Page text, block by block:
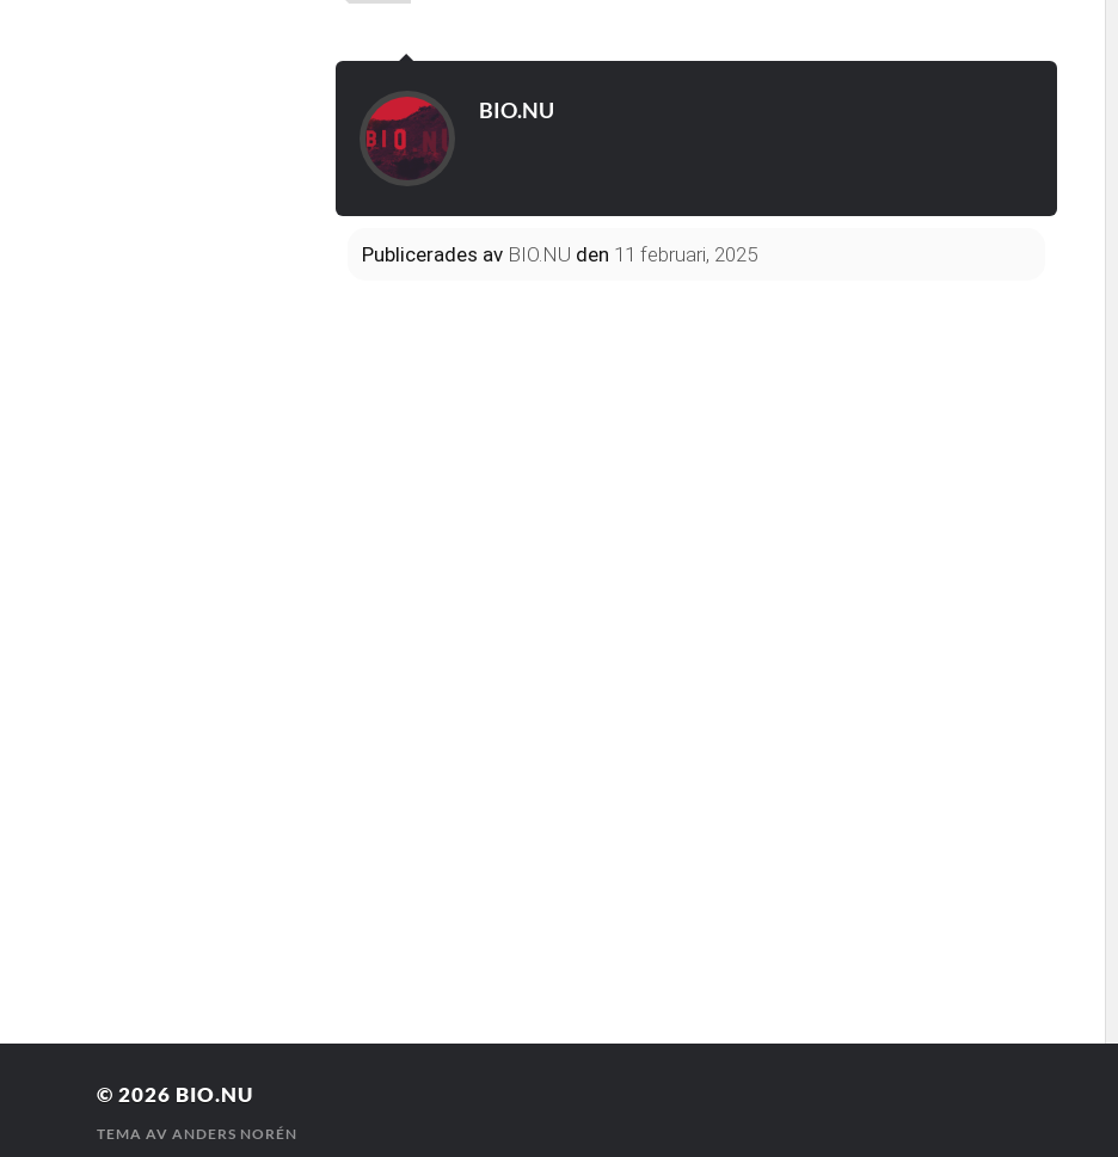
BIO.NU
Publicerades av BIO.NU den 11 februari, 2025
© 2026 BIO.NU
TEMA AV ANDERS NORÉN